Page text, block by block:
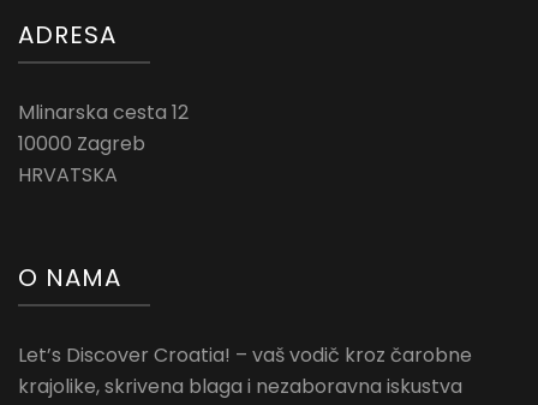
ADRESA
Mlinarska cesta 12
10000 Zagreb
HRVATSKA
O NAMA
Let’s Discover Croatia! – vaš vodič kroz čarobne
krajolike, skrivena blaga i nezaboravna iskustva